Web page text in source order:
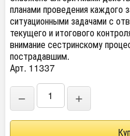
планами проведения каждого
ситуационными задачами с
текущего и итогового
внимание сестринскому
пострадавшим.
Арт. 11337
− +